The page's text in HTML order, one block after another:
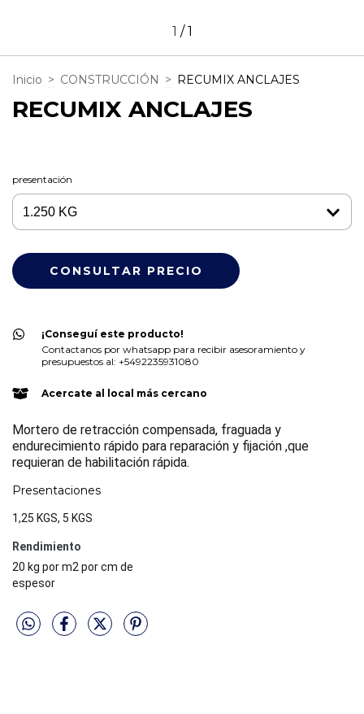
1 /1
Inicio > CONSTRUCCIÓN > RECUMIX ANCLAJES
RECUMIX ANCLAJES
presentación
¡Conseguí este producto!
Contactanos por whatsapp para recibir asesoramiento y
presupuestos al: +5492235931080
Acercate al local más cercano
Mortero de retracción compensada, fraguada y
endurecimiento rápido para reparación y fijación ,que
requieran de habilitación rápida.
Presentaciones
1,25 KGS, 5 KGS
Rendimiento
20 kg por m2 por cm de
espesor